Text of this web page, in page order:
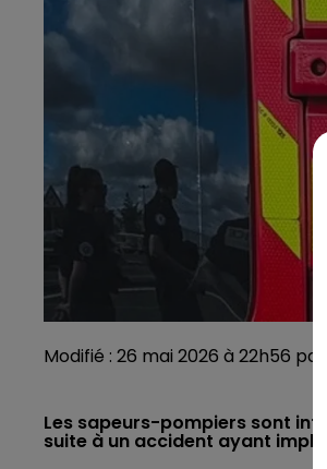
Modifié : 26 mai 2026 à 22h56
Les sapeurs-pompiers sont
suite à un accident ayant